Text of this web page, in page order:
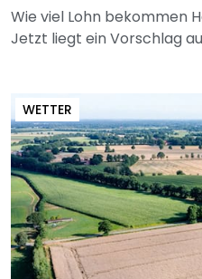
Wie viel Lohn bekommen
Jetzt liegt ein Vorschlag
WETTER